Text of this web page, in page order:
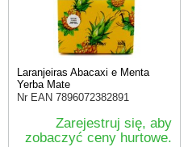
Laranjeiras Abacaxi e Menta
Yerba Mate
Nr EAN 7896072382891
Zarejestruj się, aby
zobaczyć ceny hurtowe.